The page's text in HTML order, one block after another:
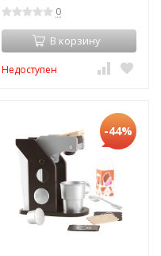
0
В корзину
Недоступен
-44%